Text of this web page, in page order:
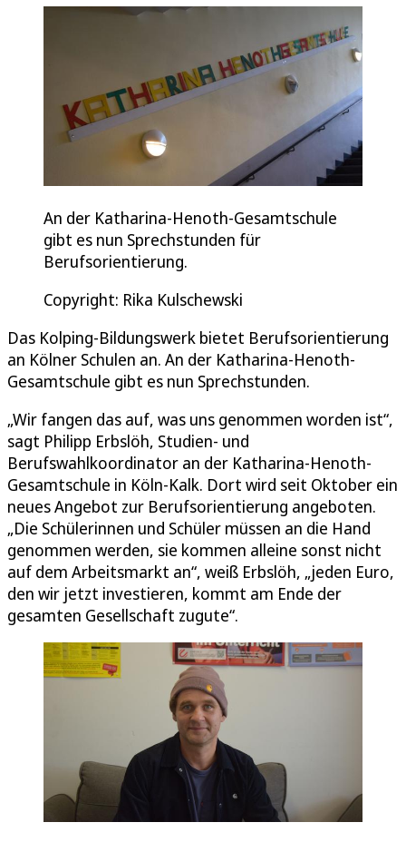
An der Katharina-Henoth-Gesamtschule
gibt es nun Sprechstunden für
Berufsorientierung.
Copyright: Rika Kulschewski
Das Kolping-Bildungswerk bietet Berufsorientierung
an Kölner Schulen an. An der Katharina-Henoth-
Gesamtschule gibt es nun Sprechstunden.
„Wir fangen das auf, was uns genommen worden ist“,
sagt Philipp Erbslöh, Studien- und
Berufswahlkoordinator an der Katharina-Henoth-
Gesamtschule in Köln-Kalk. Dort wird seit Oktober ein
neues Angebot zur Berufsorientierung angeboten.
„Die Schülerinnen und Schüler müssen an die Hand
genommen werden, sie kommen alleine sonst nicht
auf dem Arbeitsmarkt an“, weiß Erbslöh, „jeden Euro,
den wir jetzt investieren, kommt am Ende der
gesamten Gesellschaft zugute“.